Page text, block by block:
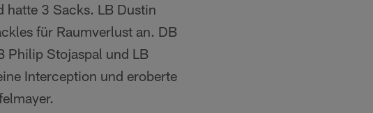
hatte 3 Sacks. LB Dustin
für Raumverlust an. DB
Philip Stojaspal und LB
Interception und eroberte